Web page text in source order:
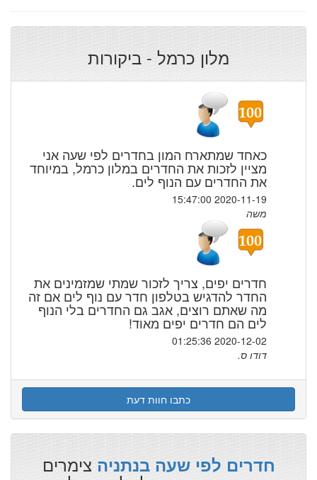
מלון כרמל - ביקורות
כאחד שמתארח המון בחדרים לפי שעה אני
מציין לזכות את החדרים במלון כרמל, במיוחד
את החדרים עם הנוף לים.
2020-11-19 15:47:00
משה
חדרים יפים, צריך לזכור שמתי שמזמינים את
החדר להדגיש בטלפון חדר עם נוף לים אם זה
מה שאתם רוצים, אגב גם החדרים בלי הנוף
לים הם חדרים יפים מאוד!
2020-12-02 01:25:36
דודו ס.
כתבו חוות דעת
חדרים לפי שעה בנתניה צימרים